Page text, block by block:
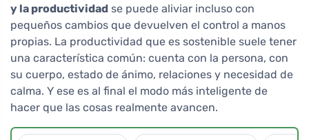
y la productividad se puede aliviar incluso con
pequeños cambios que devuelven el control a manos
propias. La productividad que es sostenible suele tener
una característica común: cuenta con la persona, con
su cuerpo, estado de ánimo, relaciones y necesidad de
calma. Y ese es al final el modo más inteligente de
hacer que las cosas realmente avancen.